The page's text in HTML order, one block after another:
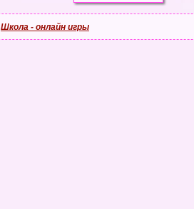
Школа - онлайн игры